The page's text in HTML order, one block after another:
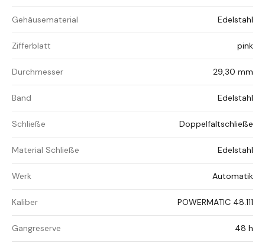
Gehäusematerial Edelstahl
Zifferblatt pink
Durchmesser 29,30 mm
Band Edelstahl
Schließe Doppelfaltschließe
Material Schließe Edelstahl
Werk Automatik
Kaliber POWERMATIC 48.111
Gangreserve 48 h